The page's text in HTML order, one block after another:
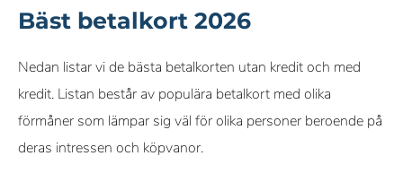
Bäst betalkort 2026
Nedan listar vi de bästa betalkorten utan kredit och med
kredit. Listan består av populära betalkort med olika
förmåner som lämpar sig väl för olika personer beroende på
deras intressen och köpvanor.